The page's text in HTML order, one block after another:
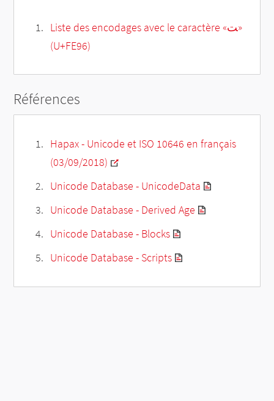
Liste des encodages avec le caractère «ﺖ»
(U+FE96)
Références
Hapax - Unicode et ISO 10646 en français
(03/09/2018)
Unicode Database - UnicodeData
Unicode Database - Derived Age
Unicode Database - Blocks
Unicode Database - Scripts